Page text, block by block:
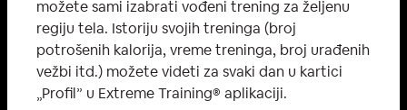
možete sami izabrati vođeni trening za željenu
regiju tela. Istoriju svojih treninga (broj
potrošenih kalorija, vreme treninga, broj urađenih
vežbi itd.) možete videti za svaki dan u kartici
„Profil” u Extreme Training® aplikaciji.